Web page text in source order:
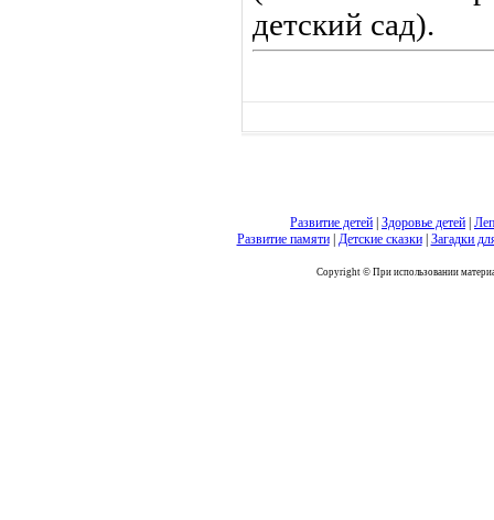
детский сад).
Развитие детей Здоровье детей
Развитие памяти| Детские сказки| Загадки
Copyright © При использовании